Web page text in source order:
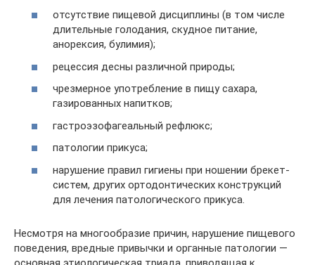
отсутствие пищевой дисциплины (в том числе
длительные голодания, скудное питание,
анорексия, булимия);
рецессия десны различной природы;
чрезмерное употребление в пищу сахара,
газированных напитков;
гастроэзофагеальный рефлюкс;
патологии прикуса;
нарушение правил гигиены при ношении брекет-
систем, других ортодонтических конструкций
для лечения патологического прикуса.
Несмотря на многообразие причин, нарушение пищевого
поведения, вредные привычки и органные патологии —